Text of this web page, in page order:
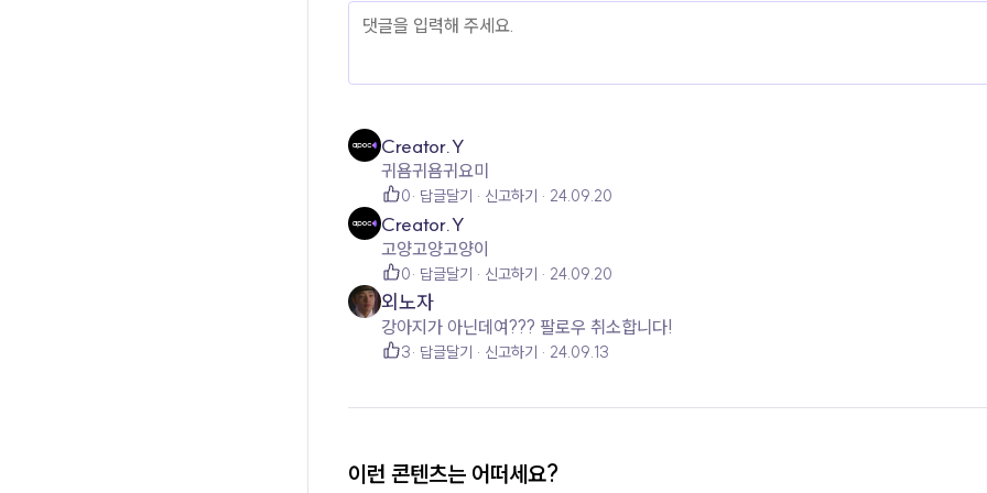
Creator.Y
귀욤귀욤귀요미
0 답글달기 신고하기 24.09.20
Creator.Y
고양고양고양이
0 답글달기 신고하기 24.09.20
외노자
강아지가 아닌데여??? 팔로우 취소합니다!
3 답글달기 신고하기 24.09.13
이런 콘텐츠는 어떠세요?